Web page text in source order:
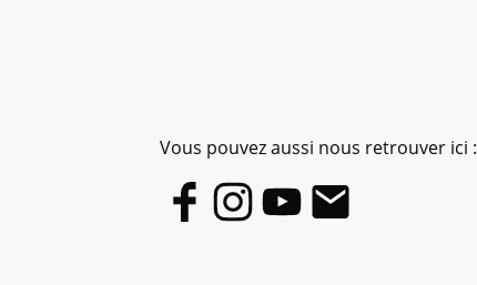
Vous pouvez aussi nous retrouver ici :